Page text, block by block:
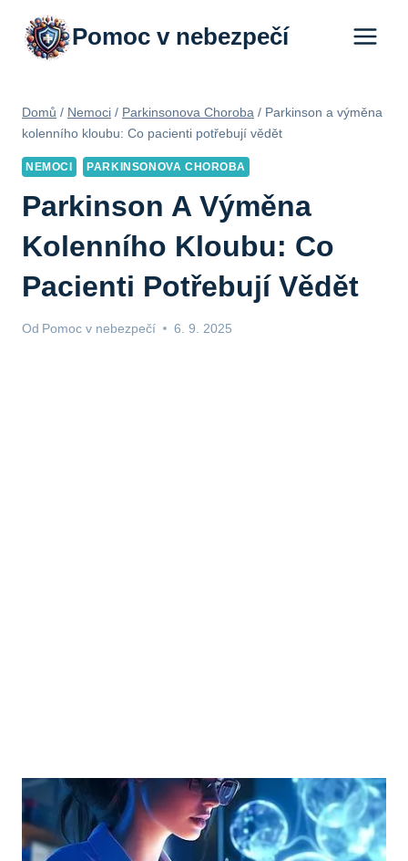
Přeskočit
obsah
Pomoc v nebezpečí
Domů / Nemoci / Parkinsonova Choroba / Parkinson a výměna
kolenního kloubu: Co pacienti potřebují vědět
NEMOCI PARKINSONOVA CHOROBA
Parkinson A Výměna
Kolenního Kloubu: Co
Pacienti Potřebují Vědět
Od Pomoc v nebezpečí 6. 9. 2025